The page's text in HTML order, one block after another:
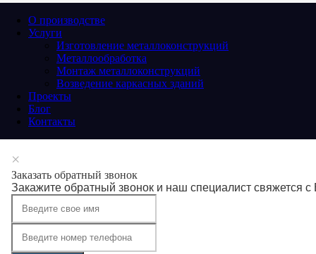
О производстве
Услуги
Изготовление металлоконструкций
Металлообработка
Монтаж металлоконструкций
Возведение каркасных зданий
Проекты
Блог
Контакты
×
Заказать обратный звонок
Закажите обратный звонок и наш специалист свяжется с